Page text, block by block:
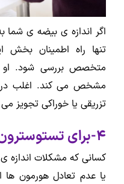
اگر اندازه ی بيضه ی شما
تنها راه اطمینان
متخصص بررسی شود. او
مشخص می کند. اغلب در
تزریقی یا خوراکی تجویز
4-برای تستوسترون یا مسائل هورمونی
کسانی که مشکلات اندازه
یا عدم تعادل هورمون